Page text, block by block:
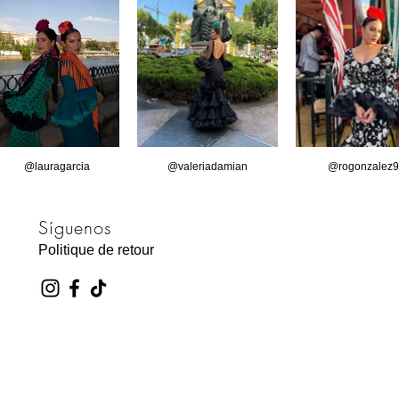
@lauragarcia @valeriadamian
Síguenos
Politique de retour